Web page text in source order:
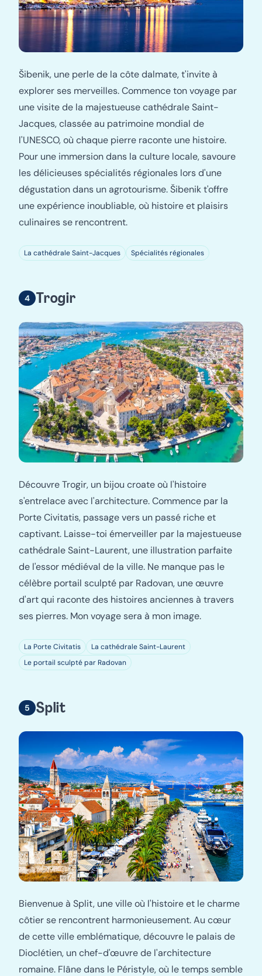
Šibenik, une perle de la côte dalmate, t'invite à
explorer ses merveilles. Commence ton voyage par
une visite de la majestueuse cathédrale Saint-
Jacques, classée au patrimoine mondial de
l'UNESCO, où chaque pierre raconte une histoire.
Pour une immersion dans la culture locale, savoure
les délicieuses spécialités régionales lors d'une
dégustation dans un agrotourisme. Šibenik t'offre
une expérience inoubliable, où histoire et plaisirs
culinaires se rencontrent.
La cathédrale Saint-Jacques Spécialités régionales
Trogir
Découvre Trogir, un bijou croate où l'histoire
s'entrelace avec l'architecture. Commence par la
Porte Civitatis, passage vers un passé riche et
captivant. Laisse-toi émerveiller par la majestueuse
cathédrale Saint-Laurent, une illustration parfaite
de l'essor médiéval de la ville. Ne manque pas le
célèbre portail sculpté par Radovan, une œuvre
d'art qui raconte des histoires anciennes à travers
ses pierres. Mon voyage sera à mon image.
La Porte Civitatis
La cathédrale Saint-Laurent
Le portail sculpté par Radovan
Split
Bienvenue à Split, une ville où l'histoire et le charme
côtier se rencontrent harmonieusement. Au cœur
de cette ville emblématique, découvre le palais de
Dioclétien, un chef-d'œuvre de l'architecture
romaine. Flâne dans le Péristyle, où le temps semble